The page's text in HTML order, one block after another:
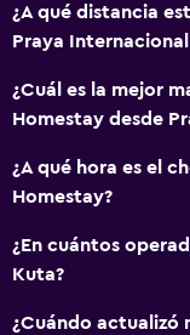
¿A qué distancia
Praya
¿Cuál es la mejor
Homestay desde
¿A qué hora es el
Homestay?
¿En cuántos
Kuta?
¿Cuándo actualizó